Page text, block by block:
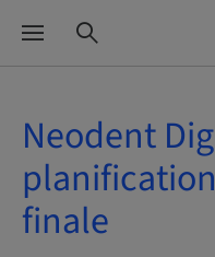
Neodent
finale